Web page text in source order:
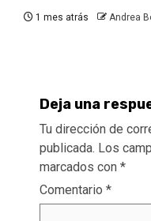
1 mes atrás Andrea
Deja una
Tu dirección de
publicada. Los
marcados con *
Comentario *